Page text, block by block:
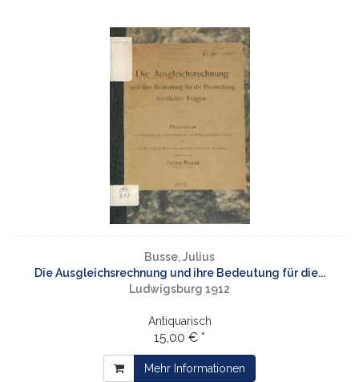
Busse, Julius
Die Ausgleichsrechnung und ihre Bedeutung für die...
Ludwigsburg 1912
Antiquarisch
15,00 € *
Mehr Informationen